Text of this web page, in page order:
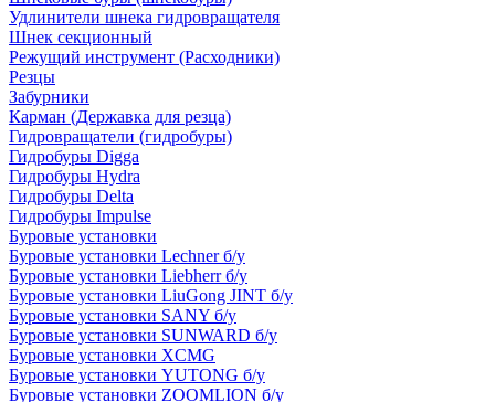
Удлинители шнека гидровращателя
Шнек секционный
Режущий инструмент (Расходники)
Резцы
Забурники
Карман (Державка для резца)
Гидровращатели (гидробуры)
Гидробуры Digga
Гидробуры Hydra
Гидробуры Delta
Гидробуры Impulse
Буровые установки
Буровые установки Lechner б/у
Буровые установки Liebherr б/у
Буровые установки LiuGong JINT б/у
Буровые установки SANY б/у
Буровые установки SUNWARD б/у
Буровые установки XCMG
Буровые установки YUTONG б/у
Буровые установки ZOOMLION б/у